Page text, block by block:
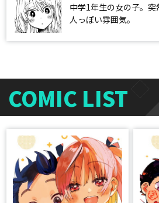
中学1年生の女の子。
人っぽい雰囲気。
COMIC LIST